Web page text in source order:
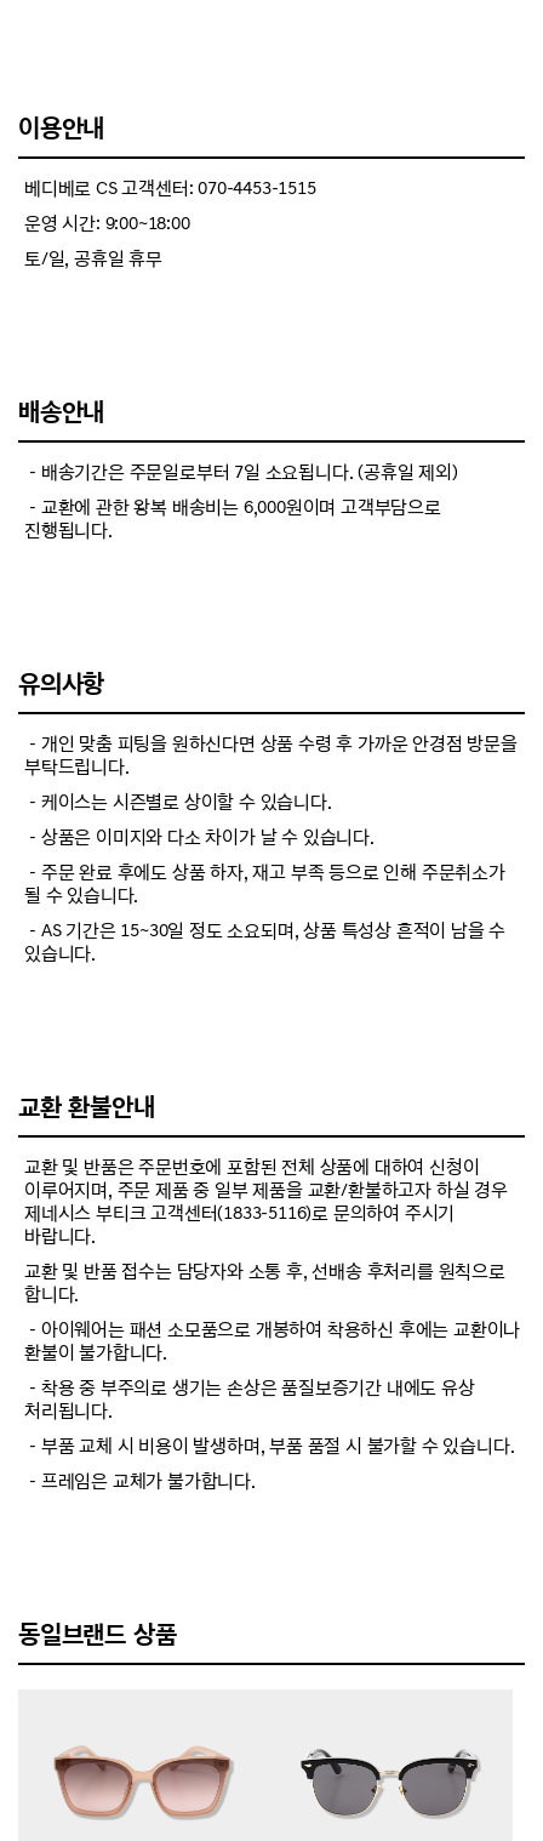
이용안내
베디베로 CS 고객센터: 070-4453-1515
운영 시간: 9:00~18:00
토/일, 공휴일 휴무
배송안내
－배송기간은 주문일로부터 7일 소요됩니다. (공휴일 제외)
－교환에 관한 왕복 배송비는 6,000원이며 고객부담으로
진행됩니다.
유의사항
－개인 맞춤 피팅을 원하신다면 상품 수령 후 가까운 안경점 방문을
부탁드립니다.
－케이스는 시즌별로 상이할 수 있습니다.
－상품은 이미지와 다소 차이가 날 수 있습니다.
－주문 완료 후에도 상품 하자, 재고 부족 등으로 인해 주문취소가
될 수 있습니다.
－AS 기간은 15~30일 정도 소요되며, 상품 특성상 흔적이 남을 수
있습니다.
교환 환불안내
교환 및 반품은 주문번호에 포함된 전체 상품에 대하여 신청이
이루어지며, 주문 제품 중 일부 제품을 교환/환불하고자 하실 경우
제네시스 부티크 고객센터(1833-5116)로 문의하여 주시기
바랍니다.
교환 및 반품 접수는 담당자와 소통 후, 선배송 후처리를 원칙으로
합니다.
－아이웨어는 패션 소모품으로 개봉하여 착용하신 후에는 교환이나
환불이 불가합니다.
－착용 중 부주의로 생기는 손상은 품질보증기간 내에도 유상
처리됩니다.
－부품 교체 시 비용이 발생하며, 부품 품절 시 불가할 수 있습니다.
－프레임은 교체가 불가합니다.
동일브랜드 상품